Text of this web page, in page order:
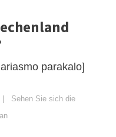
parakalo]
| Sehen Sie sich die